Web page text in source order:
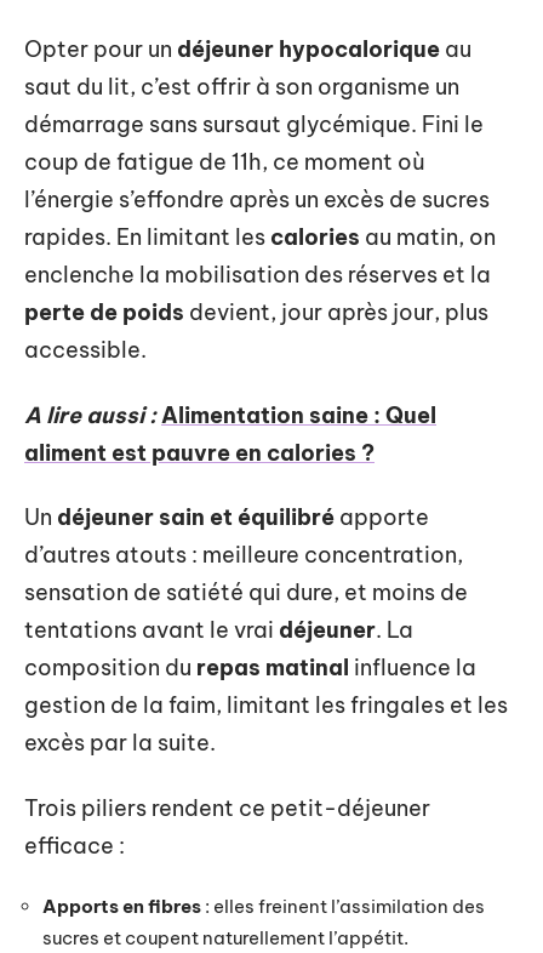
Opter pour un déjeuner hypocalorique au
saut du lit, c’est offrir à son organisme un
démarrage sans sursaut glycémique. Fini le
coup de fatigue de 11h, ce moment où
l’énergie s’effondre après un excès de sucres
rapides. En limitant les calories au matin, on
enclenche la mobilisation des réserves et la
perte de poids devient, jour après jour, plus
accessible.
A lire aussi : Alimentation saine : Quel
aliment est pauvre en calories ?
Un déjeuner sain et équilibré apporte
d’autres atouts : meilleure concentration,
sensation de satiété qui dure, et moins de
tentations avant le vrai déjeuner. La
composition du repas matinal influence la
gestion de la faim, limitant les fringales et les
excès par la suite.
Trois piliers rendent ce petit-déjeuner
efficace :
Apports en fibres : elles freinent l’assimilation des
sucres et coupent naturellement l’appétit.